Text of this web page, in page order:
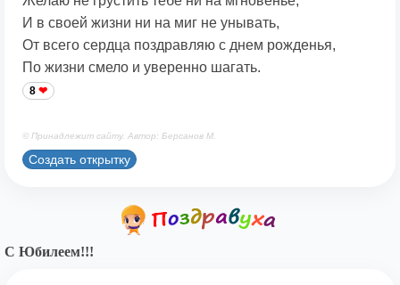
И в своей жизни ни на миг не унывать,
От всего сердца поздравляю с днем рожденья,
По жизни смело и уверенно шагать.
8
© Принадлежит сайту. Автор: Берсанов М.
Создать открытку
С Юбилеем!!!